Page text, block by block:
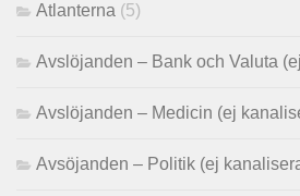
Atlanterna (5)
Avslöjanden – Bank och Valuta
Avslöjanden – Medicin (ej
Avsöjanden – Politik (ej